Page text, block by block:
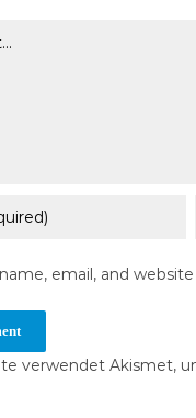
email, and
verwendet Akismet,